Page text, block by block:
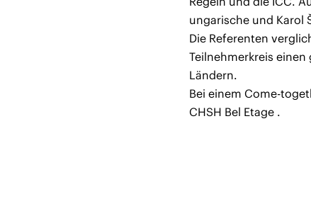
ungarische und Karol
Die Referenten
Teilnehmerkreis
Ländern.
Bei einem Come-
CHSH Bel Etage .